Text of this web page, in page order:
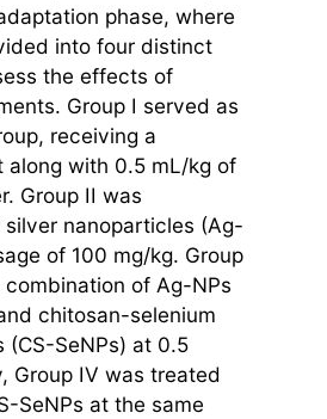
phase, where
into four distinct
the effects of
Group I served as
receiving a
along with 0.5 mL/kg of
Group II was
nanoparticles (Ag-
of 100 mg/kg. Group
of Ag-NPs
chitosan-selenium
(CS-SeNPs) at 0.5
Group IV was treated
SeNPs at the same